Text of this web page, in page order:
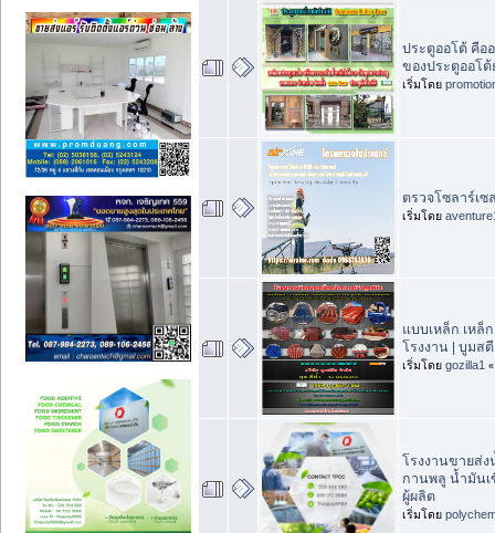
ประตูออโต้ คือ
ของประตูออโ
เริ่มโดย
ตรวจโซลาร์เซ
เริ่มโดย
แบบเหล็ก เหล็
โรงงาน | บูมส
เริ่มโดย gozilla1
โรงงานขายส่
กานพลู น้ำมันเ
ผู้ผลิต
เริ่มโดย